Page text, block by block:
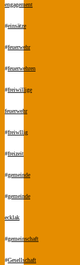
engagement
#einsätze
#feuerwehr
#feuerwehren
#freiwillige
feuerwehr
#freiwllig
#freizeit
#gemeinde
#gemeinde
ecklak
#gemeinschaft
#Gesellschaft